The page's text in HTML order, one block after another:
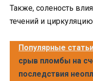
Также, соленость
течений и
Популярные
срыв пломбы на
последствия